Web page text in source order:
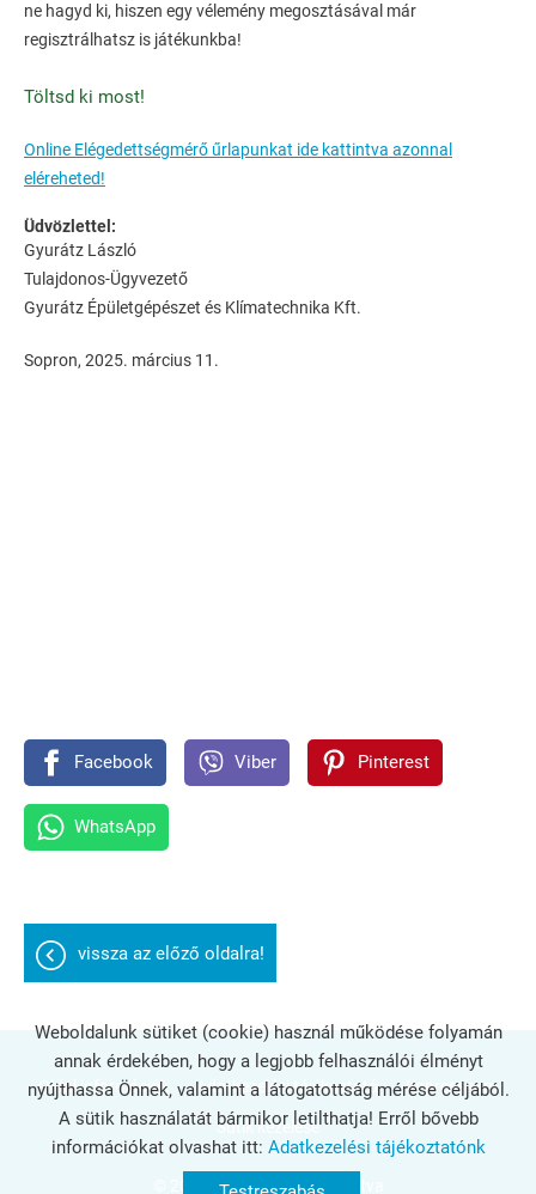
ne hagyd ki, hiszen egy vélemény megosztásával már
regisztrálhatsz is játékunkba!
Töltsd ki most!
Online Elégedettségmérő űrlapunkat ide kattintva azonnal
eléreheted!
Üdvözlettel:
Gyurátz László
Tulajdonos-Ügyvezető
Gyurátz Épületgépészet és Klímatechnika Kft.
Sopron, 2025. március 11.
Facebook Viber Pinterest
WhatsApp
vissza az előző oldalra!
© 2026 - Minden jog fenntartva
Oldal információk Adatkezelési tájékoztató Impresszum
Sütik kezelése
Weboldalunk sütiket (cookie) használ működése folyamán
annak érdekében, hogy a legjobb felhasználói élményt
nyújthassa Önnek, valamint a látogatottság mérése céljából.
A sütik használatát bármikor letilthatja! Erről bővebb
információkat olvashat itt: Adatkezelési tájékoztatónk